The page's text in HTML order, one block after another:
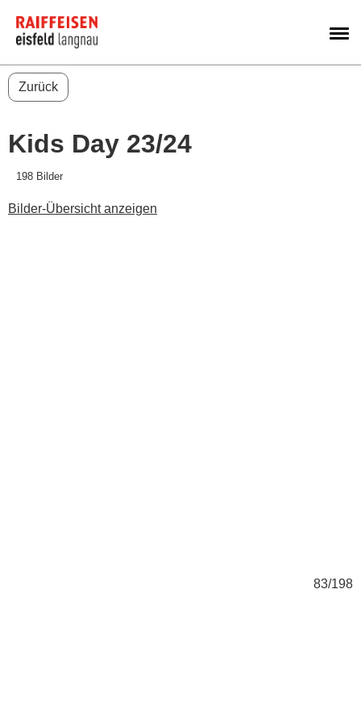
Zurück
Kids Day 23/24
198 Bilder
Bilder-Übersicht anzeigen
83/198